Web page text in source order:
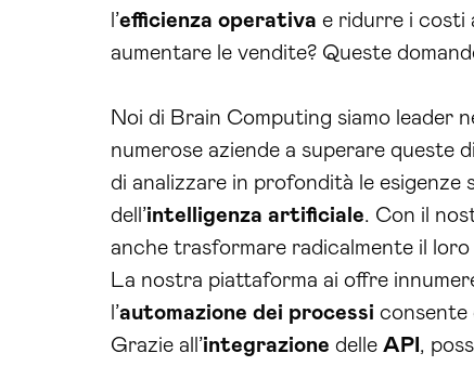
l’efficienza operativa e ridurre i costi
aumentare le vendite? Queste
Noi di Brain Computing siamo leader
numerose aziende a superare queste
di analizzare in profondità le
dell’intelligenza artificiale. Con il
anche trasformare radicalmente il
La nostra piattaforma ai offre
l’automazione dei processi consente
Grazie all’integrazione delle API ,